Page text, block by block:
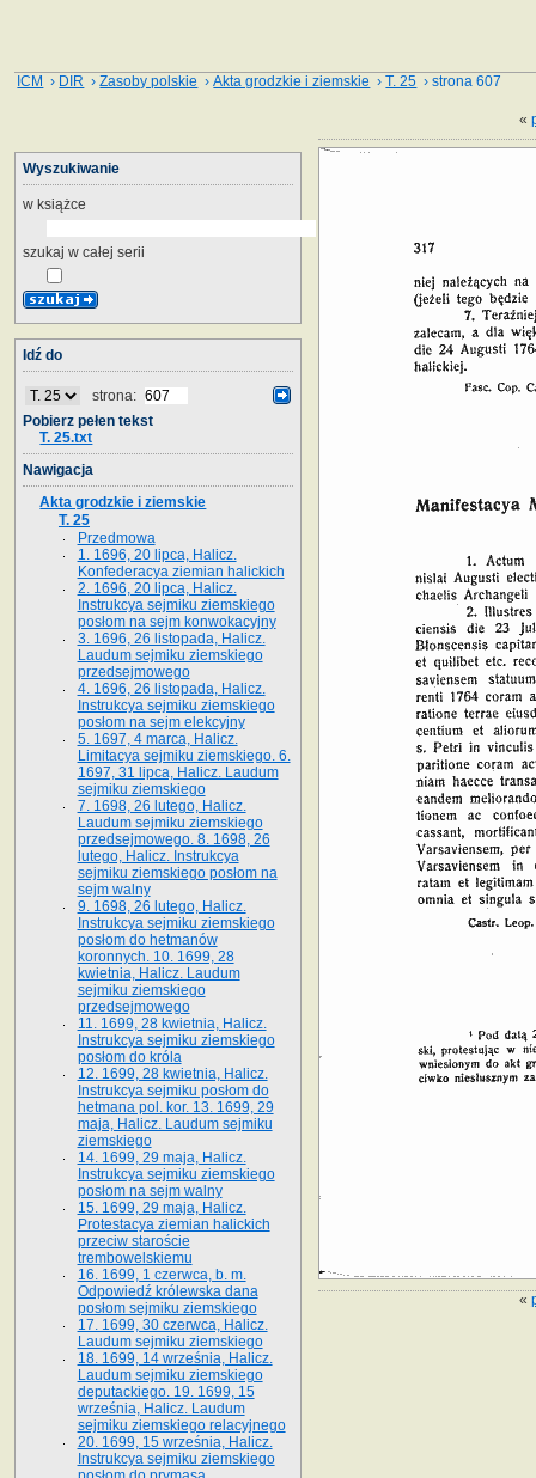
ICM › DIR ›Zasoby polskie ›Akta grodzkie i ziemskie ›T. 25 › strona 607
«
«
Wyszukiwanie
w książce
szukaj w całej serii
Idź do
strona:
Pobierz pełen tekst
T. 25.txt
Nawigacja
Akta grodzkie i ziemskie
T. 25
Przedmowa
1. 1696, 20 lipca, Halicz.
Konfederacya ziemian halickich
2. 1696, 20 lipca, Halicz.
Instrukcya sejmiku ziemskiego
posłom na sejm konwokacyjny
3. 1696, 26 listopada, Halicz.
Laudum sejmiku ziemskiego
przedsejmowego
4. 1696, 26 listopada, Halicz.
Instrukcya sejmiku ziemskiego
posłom na sejm elekcyjny
5. 1697, 4 marca, Halicz.
Limitacya sejmiku ziemskiego. 6.
1697, 31 lipca, Halicz. Laudum
sejmiku ziemskiego
7. 1698, 26 lutego, Halicz.
Laudum sejmiku ziemskiego
przedsejmowego. 8. 1698, 26
lutego, Halicz. Instrukcya
sejmiku ziemskiego posłom na
sejm walny
9. 1698, 26 lutego, Halicz.
Instrukcya sejmiku ziemskiego
posłom do hetmanów
koronnych. 10. 1699, 28
kwietnia, Halicz. Laudum
sejmiku ziemskiego
przedsejmowego
11. 1699, 28 kwietnia, Halicz.
Instrukcya sejmiku ziemskiego
posłom do króla
12. 1699, 28 kwietnia, Halicz.
Instrukcya sejmiku posłom do
hetmana pol. kor. 13. 1699, 29
maja, Halicz. Laudum sejmiku
ziemskiego
14. 1699, 29 maja, Halicz.
Instrukcya sejmiku ziemskiego
posłom na sejm walny
15. 1699, 29 maja, Halicz.
Protestacya ziemian halickich
przeciw staroście
trembowelskiemu
16. 1699, 1 czerwca, b. m.
Odpowiedź królewska dana
posłom sejmiku ziemskiego
17. 1699, 30 czerwca, Halicz.
Laudum sejmiku ziemskiego
18. 1699, 14 września, Halicz.
Laudum sejmiku ziemskiego
deputackiego. 19. 1699, 15
września, Halicz. Laudum
sejmiku ziemskiego relacyjnego
20. 1699, 15 września, Halicz.
Instrukcya sejmiku ziemskiego